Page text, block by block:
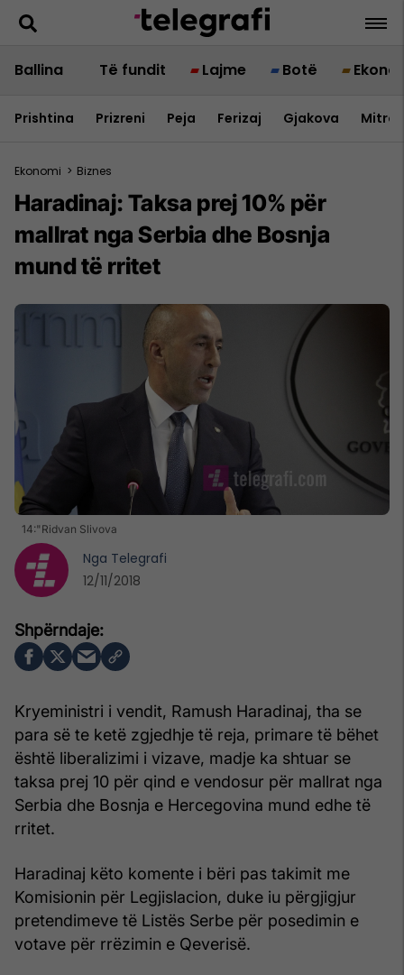
Ballina Të fundit Lajme Botë
Prishtina Prizreni Peja Ferizaj Gjakova
Ekonomi > Biznes
Haradinaj: Taksa prej 10% për
mallrat nga Serbia dhe Bosnja
mund të rritet
14:"Ridvan Slivova
Kryeministri i vendit, Ramush Haradinaj, tha se
para së te ketë zgjedhje të reja, primare të bëhet
është liberalizimi i vizave, madje ka shtuar se
taksa prej 10 për qind e vendosur për mallrat nga
Serbia dhe Bosnja e Hercegovina mund edhe të
rritet.
Haradinaj këto komente i bëri pas takimit me
Komisionin për Legjislacion, duke iu përgjigjur
pretendimeve të Listës Serbe për posedimin e
votave për rrëzimin e Qeverisë.
Nga Telegrafi
12/11/2018